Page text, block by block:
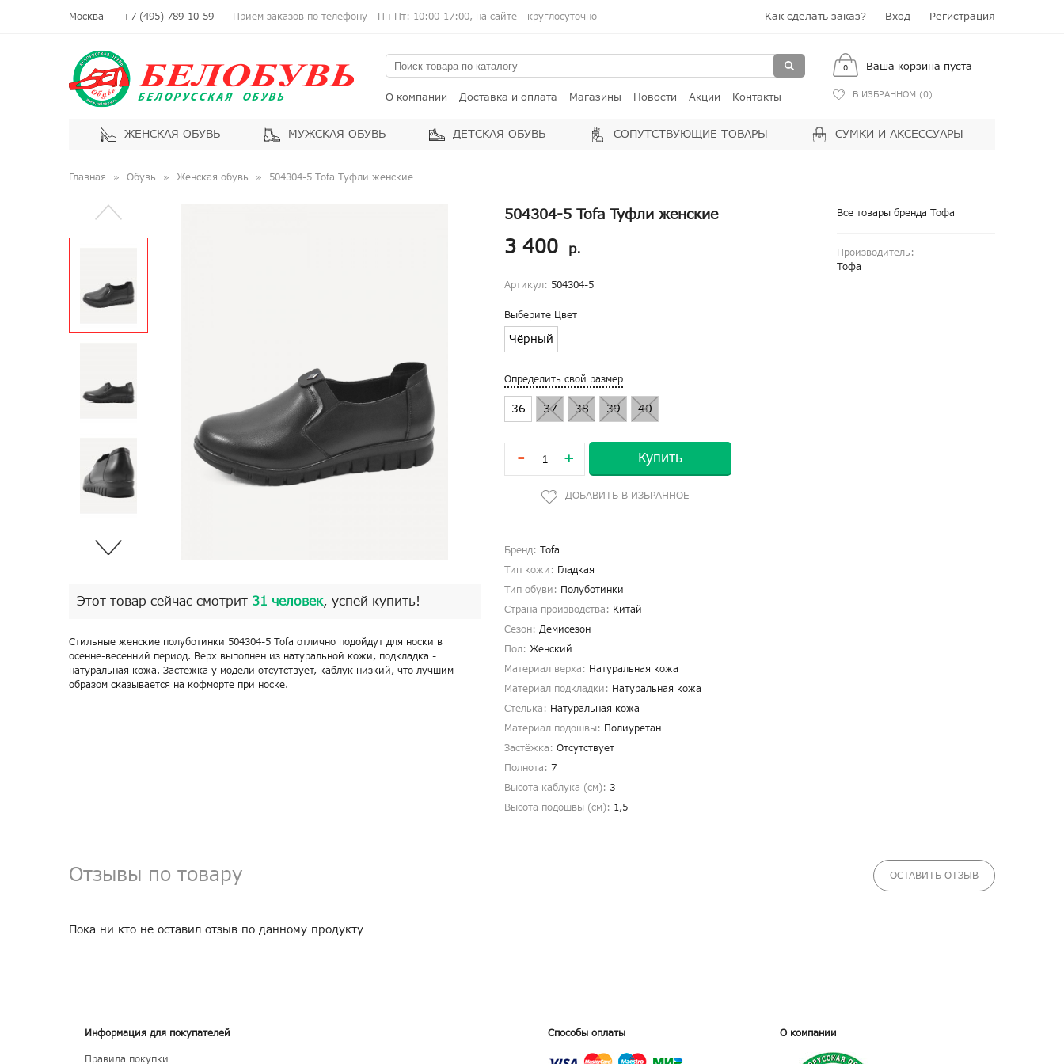
Москва +7 (495) 789-10-59 Приём заказов по телефону - Пн-Пт: 10:00-17:00, на сайте - круглосуточно Как сделать заказ? Вход Регистрация
О компании Доставка и оплата Магазины Новости Акции Контакты
0 Ваша корзина пуста
В ИЗБРАННОМ (0)
ЖЕНСКАЯ ОБУВЬ МУЖСКАЯ ОБУВЬ ДЕТСКАЯ ОБУВЬ СОПУТСТВУЮЩИЕ ТОВАРЫ СУМКИ И АКСЕССУАРЫ
Главная Обувь Женская обувь 504304-5 Tofa Туфли женские
Этот товар сейчас смотрит 31 человек, успей купить!
Стильные женские полуботинки 504304-5 Tofa отлично подойдут для носки в
осенне-весенний период. Верх выполнен из натуральной кожи, подкладка -
натуральная кожа. Застежка у модели отсутствует, каблук низкий, что лучшим
образом сказывается на кофморте при носке.
Все товары бренда Тофа
Производитель:
Тофа
504304-5 Tofa Туфли женские
3 400 р.
Артикул: 504304-5
Выберите Цвет
Чёрный
Определить свой размер
36 37 38 39 40
- + Купить
Бренд: Tofa
Тип кожи: Гладкая
Тип обуви: Полуботинки
Страна производства: Китай
Сезон: Демисезон
Пол: Женский
Материал верха: Натуральная кожа
Материал подкладки: Натуральная кожа
Стелька: Натуральная кожа
Материал подошвы: Полиуретан
Застёжка: Отсутствует
Полнота: 7
Высота каблука (см): 3
Высота подошвы (см): 1,5
Отзывы по товару ОСТАВИТЬ ОТЗЫВ
Пока ни кто не оставил отзыв по данному продукту
Информация для покупателей
Правила покупки
Способы оплаты О компании